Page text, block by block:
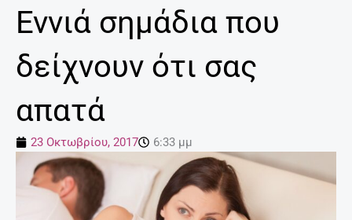
Εννιά σημάδια που
δείχνουν ότι σας
απατά
23 Οκτωβρίου, 2017 6:33 μμ